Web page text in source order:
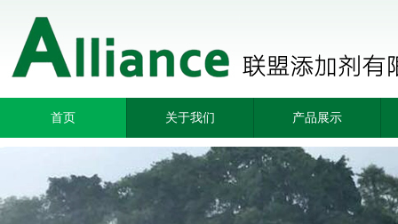
首页 关于我们 产品展示